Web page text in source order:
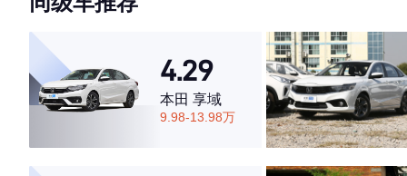
4.29
本田 享域
9.98-13.98万